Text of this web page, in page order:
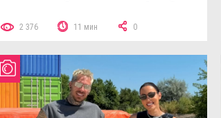
2 376 11 мин 0